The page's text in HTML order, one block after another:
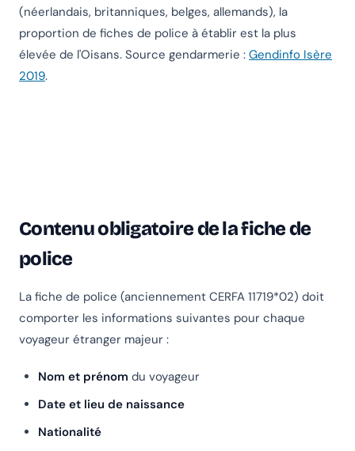
(néerlandais, britanniques, belges, allemands), la
proportion de fiches de police à établir est la plus
élevée de l'Oisans. Source gendarmerie : Gendinfo Isère
2019.
Contenu obligatoire de la fiche de
police
La fiche de police (anciennement CERFA 11719*02) doit
comporter les informations suivantes pour chaque
voyageur étranger majeur :
Nom et prénom du voyageur
Date et lieu de naissance
Nationalité